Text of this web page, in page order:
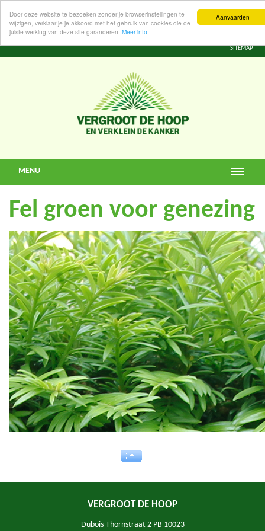
Aanvaarden
Door deze website te bezoeken zonder je browserinstellingen te
wijzigen, verklaar je je akkoord met het gebruik van cookies die de
juiste werking van deze site garanderen. Meer info
SITEMAP
MENU
Fel groen voor genezing
VERGROOT DE HOOP
Dubois-Thornstraat 2 PB 10023